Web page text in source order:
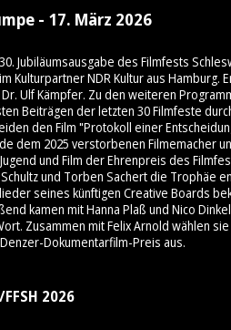
- 17. März 2026
Jubiläumsausgabe des Filmfests
Kulturpartner NDR Kultur aus Hamburg.
Ulf Kämpfer. Zu den weiteren
Beiträgen der letzten 30 Filmfeste
den Film "Protokoll einer
dem 2025 verstorbenen Filmemacher
und Film der Ehrenpreis des
und Torben Sachert die Trophäe
seines künftigen Creative Boards
kamen mit Hanna Plaß und Nico
Zusammen mit Felix Arnold wählen
Dokumentarfilm-Preis aus.
2026